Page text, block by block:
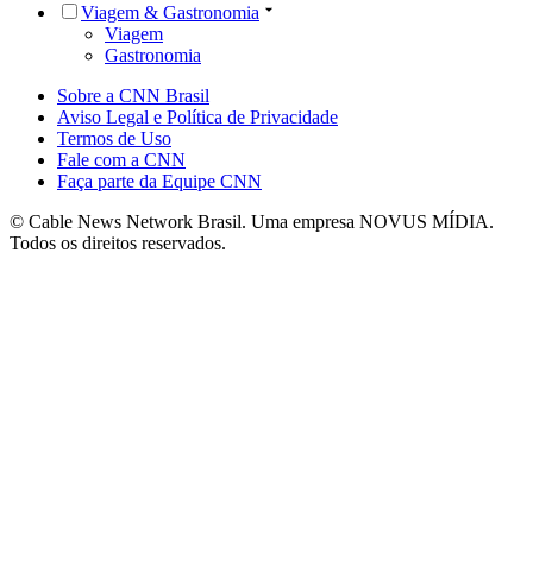
Viagem & Gastronomia
Viagem
Gastronomia
Sobre a CNN Brasil
Aviso Legal e Política de Privacidade
Termos de Uso
Fale com a CNN
Faça parte da Equipe CNN
© Cable News Network Brasil. Uma empresa NOVUS MÍDIA.
Todos os direitos reservados.